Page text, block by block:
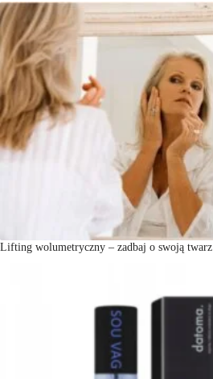
Lifting wolumetryczny – zadbaj o swoją twarz